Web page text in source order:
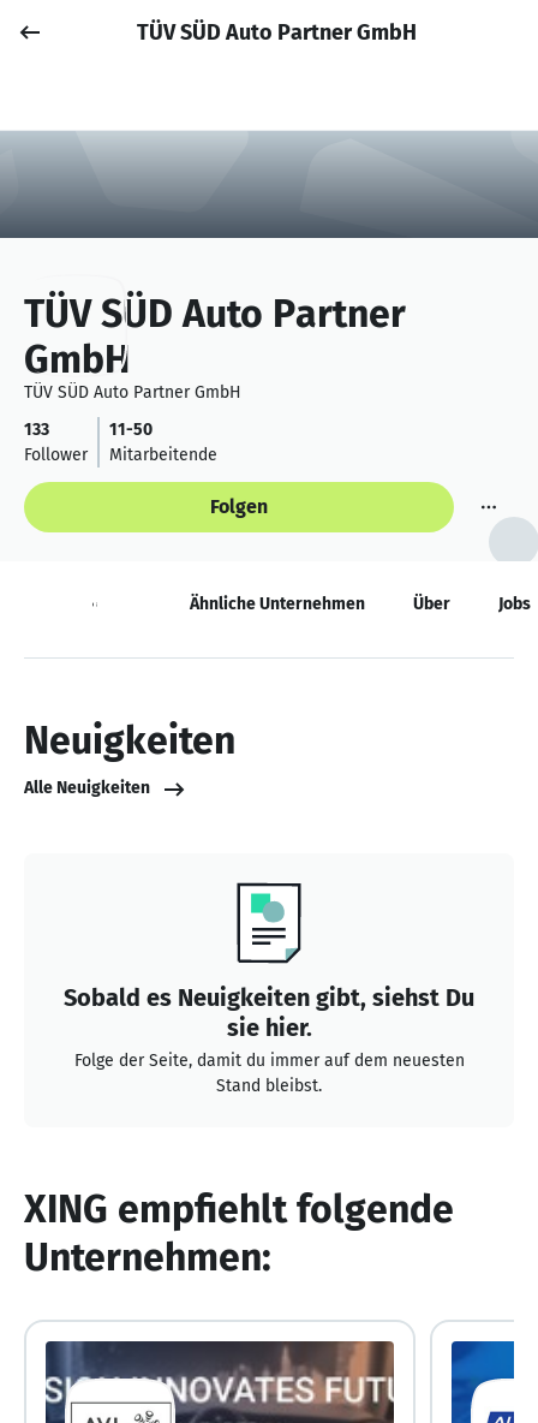
Anmelden
TÜV SÜD Auto Partner GmbH
TÜV SÜD Auto Partner
GmbH
TÜV SÜD Auto Partner GmbH
133
Follower
11-50
Mitarbeitende
Folgen
Neuigkeiten Ähnliche Unternehmen Über Jobs
Neuigkeiten
Alle Neuigkeiten
Sobald es Neuigkeiten gibt, siehst Du
sie hier.
Folge der Seite, damit du immer auf dem neuesten
Stand bleibst.
XING empfiehlt folgende
Unternehmen: